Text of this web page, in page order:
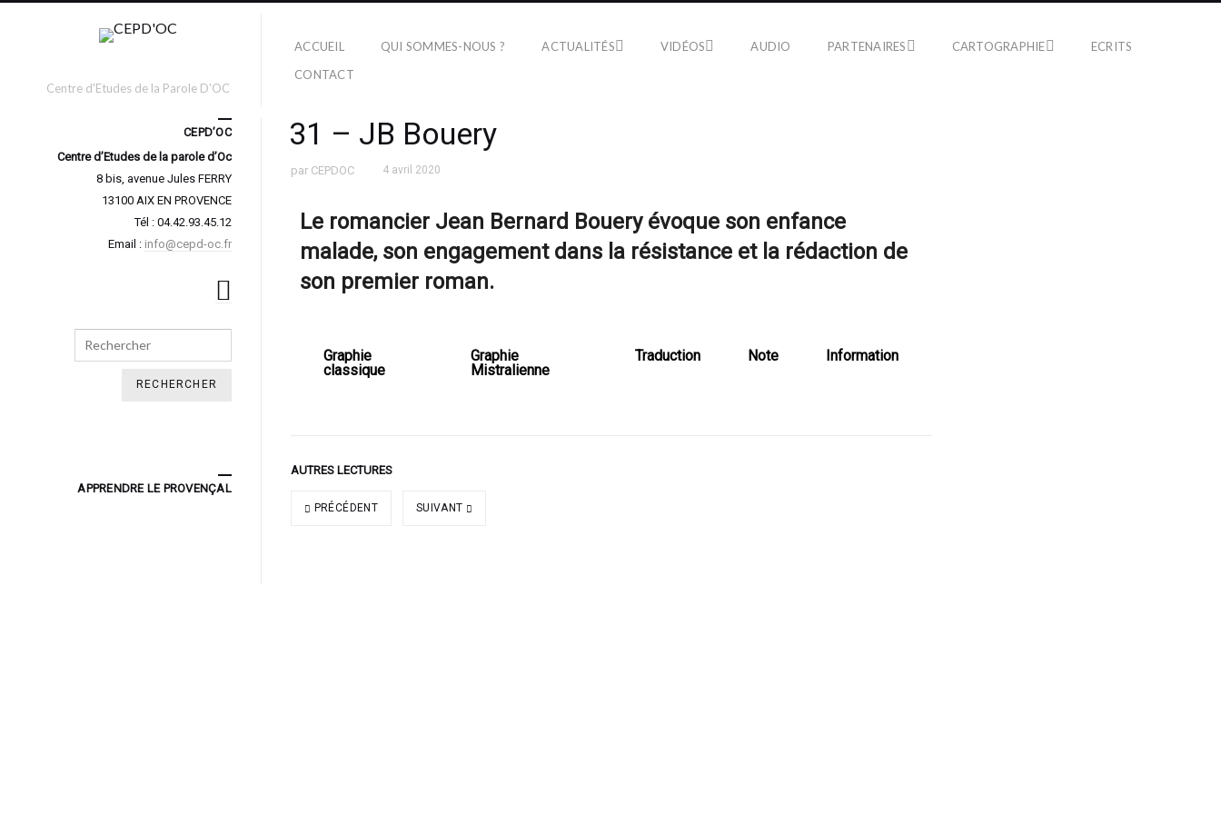
Centre d'Etudes de la Parole D'OC
ACCUEIL QUI SOMMES-NOUS ? ACTUALITÉS VIDÉOS AUDIO PARTENAIRES CARTOGRAPHIE
ECRITS
CONTACT
31 – JB Bouery
par CEPDOC 4 avril 2020
Le romancier Jean Bernard Bouery évoque son enfance
malade, son engagement dans la résistance et la rédaction de
son premier roman.
Graphie
classique
Graphie
Mistralienne
Traduction Note Information
AUTRES LECTURES
PRÉCÉDENT SUIVANT
CEPD’OC
Centre d’Etudes de la parole d’Oc
8 bis, avenue Jules FERRY
13100 AIX EN PROVENCE
Tél : 04.42.93.45.12
Email : info@cepd-oc.fr
Search
APPRENDRE LE PROVENÇAL